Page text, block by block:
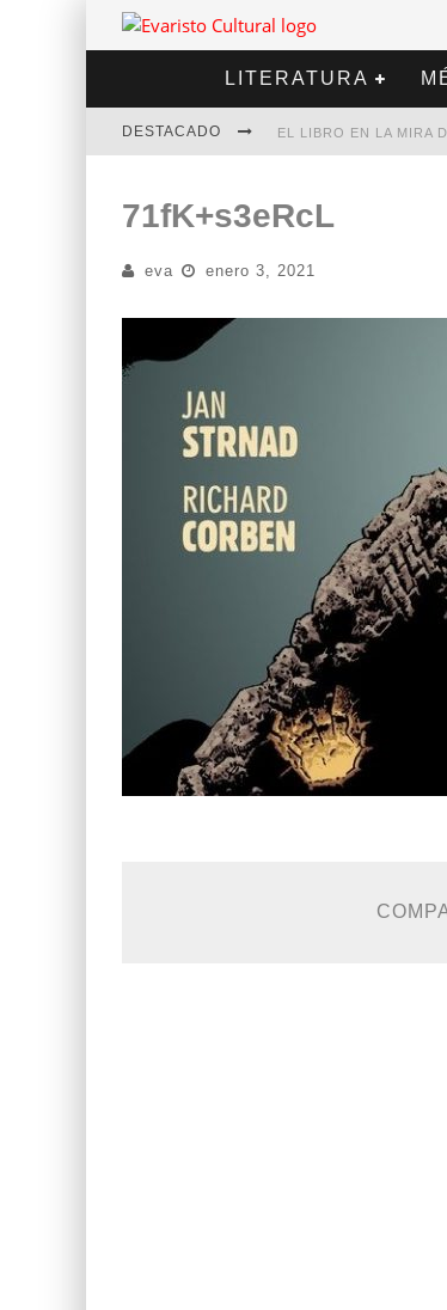
LITERATURA
DESTACADO EL LIBRO EN LA MIRA
DIEGO MERET | HOTEL
ALEJANDRA CORREA |
71fK+s3eRcL
eva enero 3, 2021